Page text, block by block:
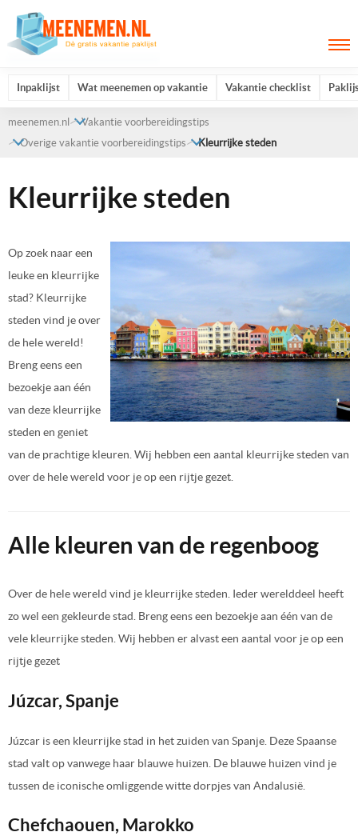
Inpaklijst Wat meenemen op vakantie Vakantie checklist
meenemen.nl
Vakantie voorbereidingstips
Overige vakantie voorbereidingstips
Kleurrijke steden
Kleurrijke steden
Op zoek naar een
leuke en kleurrijke
stad? Kleurrijke
steden vind je over
de hele wereld!
Breng eens een
bezoekje aan één
van deze kleurrijke
steden en geniet
van de prachtige kleuren. Wij hebben een aantal kleurrijke steden van
over de hele wereld voor je op een rijtje gezet.
Alle kleuren van de regenboog
Over de hele wereld vind je kleurrijke steden. Ieder werelddeel heeft
zo wel een gekleurde stad. Breng eens een bezoekje aan één van de
vele kleurrijke steden. Wij hebben er alvast een aantal voor je op een
rijtje gezet
Júzcar, Spanje
Júzcar is een kleurrijke stad in het zuiden van Spanje. Deze Spaanse
stad valt op vanwege haar blauwe huizen. De blauwe huizen vind je
tussen de iconische omliggende witte dorpjes van Andalusië.
Chefchaouen, Marokko